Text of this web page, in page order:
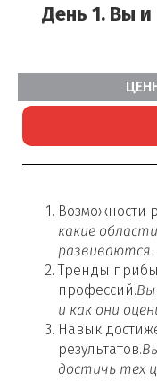
День 1. Вы и
Возможности
какие
развиваются.
Тренды
профессий.Вы
и как они
Навык
результатов.
достичь тех